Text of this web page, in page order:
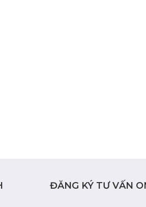
ĐĂNG KÝ TƯ VẤN